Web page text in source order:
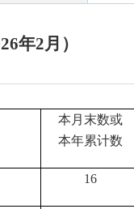
年2月）
本月末数或
本年累计数
16